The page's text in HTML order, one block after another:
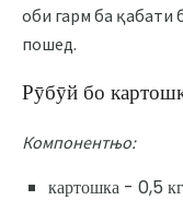
оби гарм ба қабати
пошед.
Рӯбӯй бо
Компонентњо:
картошка - 0,5